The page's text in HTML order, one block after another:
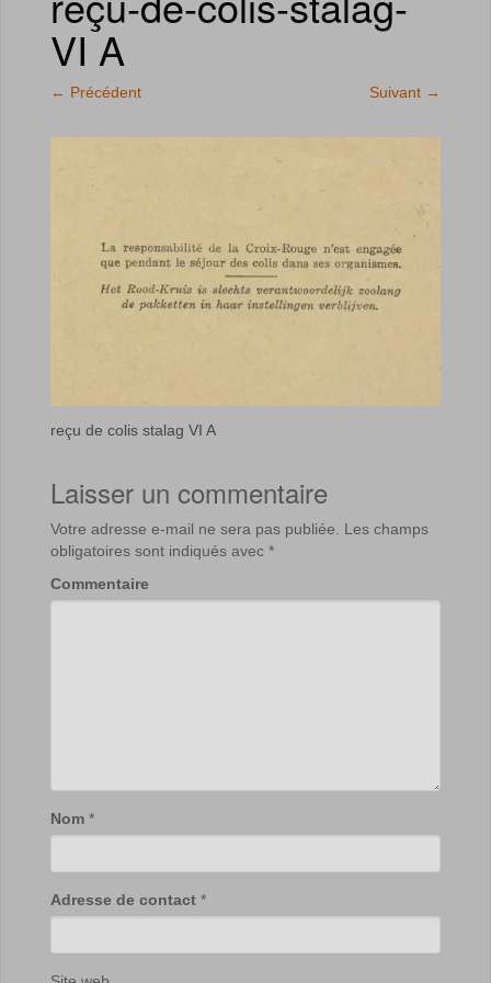
VI A
← Précédent Suivant →
reçu de colis stalag VI A
Laisser un commentaire
Votre adresse e-mail ne sera pas publiée.
Les champs
obligatoires sont indiqués avec *
Commentaire
Nom *
Adresse de contact *